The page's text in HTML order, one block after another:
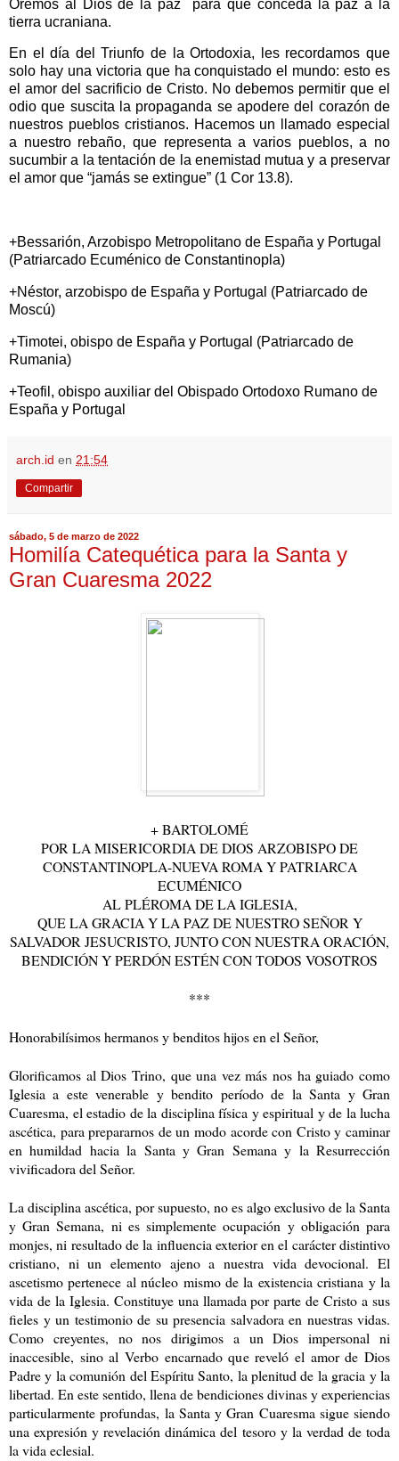
Oremos al Dios de la paz
para que conceda la paz a la
tierra ucraniana.
En el día del Triunfo de la Ortodoxia, les recordamos que
solo hay una victoria que ha conquistado el mundo: esto es
el amor del sacrificio de Cristo. No debemos permitir que el
odio que suscita la propaganda se apodere del corazón de
nuestros pueblos cristianos. Hacemos un llamado especial
a nuestro rebaño, que representa a varios pueblos, a no
sucumbir a la tentación de la enemistad mutua y a preservar
el amor que “jamás se extingue” (1 Cor 13.8).
+Bessarión, Arzobispo Metropolitano de España y Portugal
(Patriarcado Ecuménico de Constantinopla)
+Néstor, arzobispo de España y Portugal (Patriarcado de
Moscú)
+Timotei, obispo de España y Portugal (Patriarcado de
Rumania)
+Teofil, obispo auxiliar del Obispado Ortodoxo Rumano de
España y Portugal
arch.id en 21:54
Compartir
sábado, 5 de marzo de 2022
Homilía Catequética para la Santa y
Gran Cuaresma 2022
+ BARTOLOMÉ
POR LA MISERICORDIA DE DIOS ARZOBISPO DE
CONSTANTINOPLA-NUEVA ROMA Y PATRIARCA
ECUMÉNICO
AL PLÉROMA DE LA IGLESIA,
QUE LA GRACIA Y LA PAZ DE NUESTRO SEÑOR Y
SALVADOR JESUCRISTO, JUNTO CON NUESTRA ORACIÓN,
BENDICIÓN Y PERDÓN ESTÉN CON TODOS VOSOTROS
***
Honorabilísimos hermanos y benditos hijos en el Señor,
Glorificamos al Dios Trino, que una vez más nos ha guiado como
Iglesia a este venerable y bendito período de la Santa y Gran
Cuaresma, el estadio de la disciplina física y espiritual y de la lucha
ascética, para prepararnos de un modo acorde con Cristo y caminar
en humildad hacia la Santa y Gran Semana y la Resurrección
vivificadora del Señor.
La disciplina ascética, por supuesto, no es algo exclusivo de la Santa
y Gran Semana, ni es simplemente ocupación y obligación para
monjes, ni resultado de la influencia exterior en el carácter distintivo
cristiano, ni un elemento ajeno a nuestra vida devocional. El
ascetismo pertenece al núcleo mismo de la existencia cristiana y la
vida de la Iglesia. Constituye una llamada por parte de Cristo a sus
fieles y un testimonio de su presencia salvadora en nuestras vidas.
Como creyentes, no nos dirigimos a un Dios impersonal ni
inaccesible, sino al Verbo encarnado que reveló el amor de Dios
Padre y la comunión del Espíritu Santo, la plenitud de la gracia y la
libertad. En este sentido, llena de bendiciones divinas y experiencias
particularmente profundas, la Santa y Gran Cuaresma sigue siendo
una expresión y revelación dinámica del tesoro y la verdad de toda
la vida eclesial.